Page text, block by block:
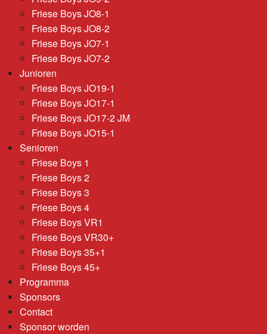
Friese Boys JO8-1
Friese Boys JO8-2
Friese Boys JO7-1
Friese Boys JO7-2
Junioren
Friese Boys JO19-1
Friese Boys JO17-1
Friese Boys JO17-2 JM
Friese Boys JO15-1
Senioren
Friese Boys 1
Friese Boys 2
Friese Boys 3
Friese Boys 4
Friese Boys VR1
Friese Boys VR30+
Friese Boys 35+1
Friese Boys 45+
Programma
Sponsors
Contact
Sponsor worden